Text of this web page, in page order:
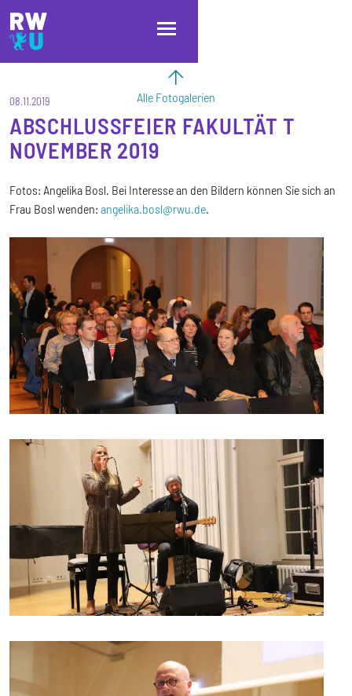
Direkt zum Inhalt
Direkt zur Hauptnavigation
Direkt zum Fußbereich
Alle Fotogalerien
08.11.2019
ABSCHLUSSFEIER FAKULTÄT T
NOVEMBER 2019
Fotos: Angelika Bosl. Bei Interesse an den Bildern können Sie sich an
Frau Bosl wenden: angelika.bosl@rwu.de.